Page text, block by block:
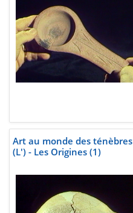
Art au monde des ténèbres
(L') - Les Origines (1)